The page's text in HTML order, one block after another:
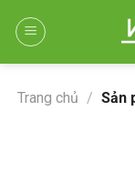
Trang chủ / Sản